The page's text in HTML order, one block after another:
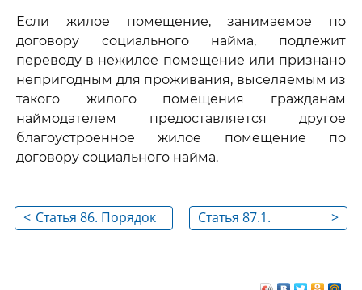
Если жилое помещение, занимаемое по
договору социального найма, подлежит
переводу в нежилое помещение или признано
непригодным для проживания, выселяемым из
такого жилого помещения гражданам
наймодателем предоставляется другое
благоустроенное жилое помещение по
договору социального найма.
< Статья 86. Порядок
>
Статья 87.1.
жилого помещения